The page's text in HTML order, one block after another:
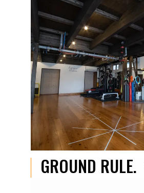
GROUND RULE.